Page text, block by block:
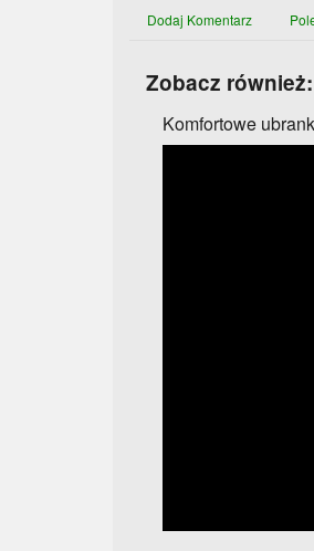
Dodaj Komentarz
Zobacz również:
Komfortowe